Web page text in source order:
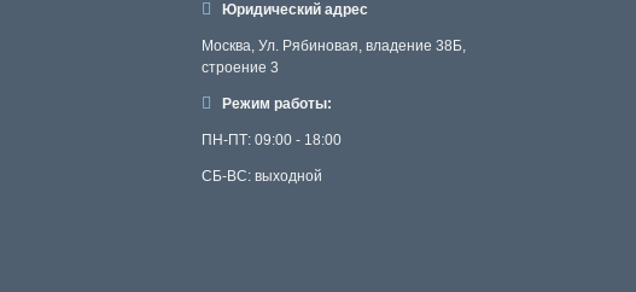
Юридический адрес
Москва, Ул. Рябиновая, владение 38Б,
строение 3
Режим работы:
ПН-ПТ: 09:00 - 18:00
СБ-ВС: выходной